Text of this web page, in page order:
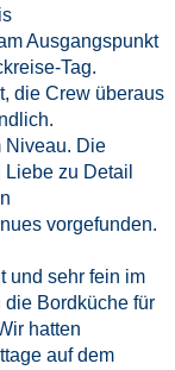
Ausgangspunkt
Tag.
die Crew überaus
Niveau. Die
zu Detail
vorgefunden.
und sehr fein im
Bordküche für
hatten
auf dem